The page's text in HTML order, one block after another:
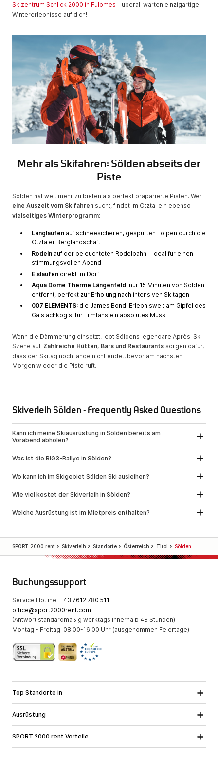
Skizentrum Schlick 2000 in Fulpmes – überall warten einzigartige
Wintererlebnisse auf dich!
Mehr als Skifahren: Sölden abseits der
Piste
Sölden hat weit mehr zu bieten als perfekt präparierte Pisten. Wer
eine Auszeit vom Skifahren sucht, findet im Ötztal ein ebenso
vielseitiges Winterprogramm:
Langlaufen auf schneesicheren, gespurten Loipen durch die
Ötztaler Berglandschaft
Rodeln auf der beleuchteten Rodelbahn – ideal für einen
stimmungsvollen Abend
Eislaufen direkt im Dorf
Aqua Dome Therme Längenfeld: nur 15 Minuten von Sölden
entfernt, perfekt zur Erholung nach intensiven Skitagen
007 ELEMENTS: die James Bond-Erlebniswelt am Gipfel des
Gaislachkogls, für Filmfans ein absolutes Muss
Wenn die Dämmerung einsetzt, lebt Söldens legendäre Après-Ski-
Szene auf. Zahlreiche Hütten, Bars und Restaurants sorgen dafür,
dass der Skitag noch lange nicht endet, bevor am nächsten
Morgen wieder die Piste ruft.
Skiverleih Sölden - Frequently Asked Questions
Kann ich meine Skiausrüstung in Sölden bereits am
Vorabend abholen?
Was ist die BIG3-Rallye in Sölden?
Wo kann ich im Skigebiet Sölden Ski ausleihen?
Wie viel kostet der Skiverleih in Sölden?
Welche Ausrüstung ist im Mietpreis enthalten?
SPORT 2000 rent Skiverleih Standorte Österreich Tirol Sölden
Buchungssupport
Service Hotline: +43 7612 780 511
office@sport2000rent.com
(Antwort standardmäßig werktags innerhalb 48 Stunden)
Montag - Freitag: 08:00-16:00 Uhr (ausgenommen Feiertage)
Top Standorte in
Steiermark
Vorarlberg
Ausrüstung
SPORT 2000 rent Vorteile